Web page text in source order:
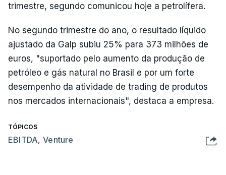
trimestre, segundo comunicou hoje a petrolífera.
No segundo trimestre do ano, o resultado líquido
ajustado da Galp subiu 25% para 373 milhões de
euros, "suportado pelo aumento da produção de
petróleo e gás natural no Brasil e por um forte
desempenho da atividade de trading de produtos
nos mercados internacionais", destaca a empresa.
TÓPICOS
EBITDA,Venture